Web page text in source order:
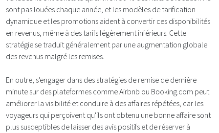
sont pas louées chaque année, et les modèles de tarification
dynamique et les promotions aident à convertir ces disponibilités
en revenus, même à des tarifs légèrement inférieurs. Cette
stratégie se traduit généralement par une augmentation globale
des revenus malgré les remises.
En outre, s'engager dans des stratégies de remise de dernière
minute sur des plateformes comme Airbnb ou Booking.com peut
améliorer la visibilité et conduire à des affaires répétées, car les
voyageurs qui perçoivent qu'ils ont obtenu une bonne affaire sont
plus susceptibles de laisser des avis positifs et de réserver à